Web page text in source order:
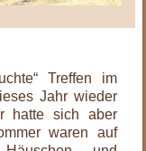
Treffen im
Jahr wieder
hatte sich aber
waren auf